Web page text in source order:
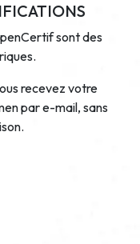
sont des
recevez votre
par e-mail, sans